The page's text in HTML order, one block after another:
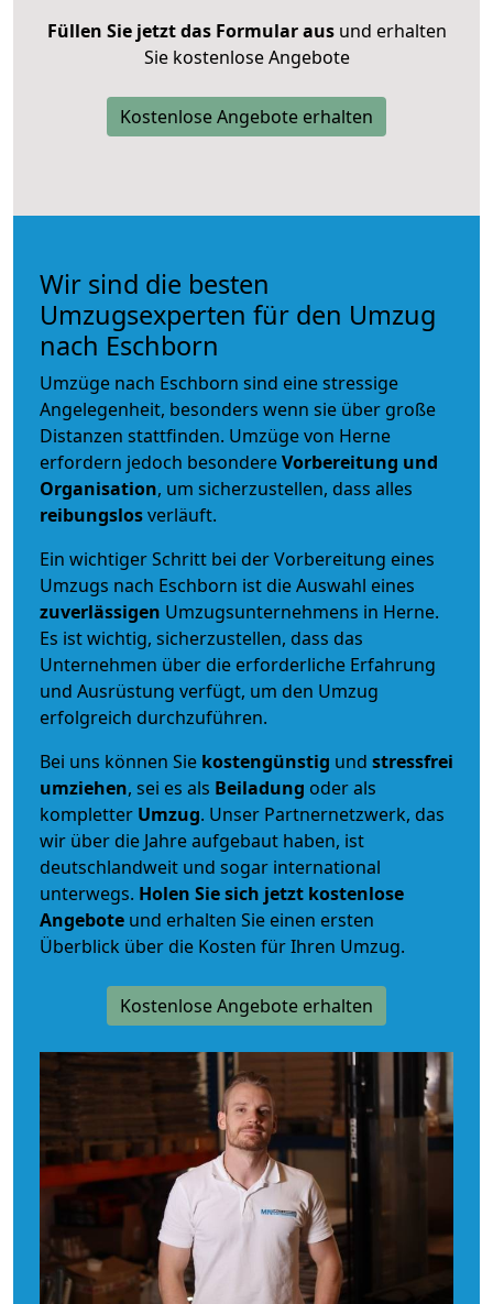
Füllen Sie jetzt das Formular ausund erhalten
Sie kostenlose Angebote
Kostenlose Angebote erhalten
Wir sind die besten
Umzugsexperten für den Umzug
nach Eschborn
Umzüge nach Eschborn sind eine stressige
Angelegenheit, besonders wenn sie über große
Distanzen stattfinden. Umzüge von Herne
erfordern jedoch besondereVorbereitung und
Organisation, um sicherzustellen, dass alles
reibungslosverläuft.
Ein wichtiger Schritt bei der Vorbereitung eines
Umzugs nach Eschborn ist die Auswahl eines
zuverlässigen Umzugsunternehmens in Herne.
Es ist wichtig, sicherzustellen, dass das
Unternehmen über die erforderliche Erfahrung
und Ausrüstung verfügt, um den Umzug
erfolgreich durchzuführen.
Bei uns können Sie kostengünstig und stressfrei
umziehen, sei es als Beiladung oder als
kompletter Umzug. Unser Partnernetzwerk, das
wir über die Jahre aufgebaut haben, ist
deutschlandweit und sogar international
unterwegs. Holen Sie sich jetzt kostenlose
Angebote und erhalten Sie einen ersten
Überblick über die Kosten für Ihren Umzug.
Kostenlose Angebote erhalten